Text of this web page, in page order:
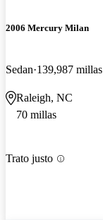
2006 Mercury Milan
Sedan 139,987 millas
Raleigh, NC
70 millas
Trato justo